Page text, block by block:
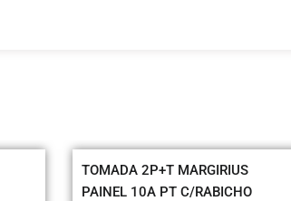
TOMADA 2P+T MARGIRIUS
PAINEL 10A PT C/RABICHO